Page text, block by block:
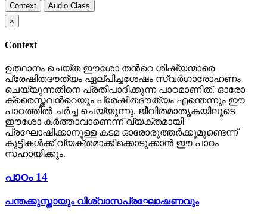
Context
Audio Class
×
Context
ഉത്ഥാനം ചെയ്ത ഈശോ തന്‍റെ ശിഷ്യന്മാരെ
പ്രേഷിതദൗത്യം ഏല്പിച്ചശേഷം സ്വര്‍ഗാരോഹണം
ചെയ്യുന്നതിനെ പ്രതിപാദിക്കുന്ന പാഠമാണിത്. ഓരോ
ക്രൈസ്തവന്‍റെയും പ്രേഷിതദൗത്യം എന്തെന്നും ഈ
പാഠത്തില്‍ ചര്‍ച്ച ചെയ്യുന്നു. ജീവിതമാതൃകയിലൂടെ
ഈശോ കര്‍ത്താവാണെന്ന് വ്യക്തമായി
പ്രഘോഷിക്കാനുള്ള കടമ ഓരോരുത്തര്‍ക്കുമുണ്ടെന്ന്
കുട്ടികള്‍ക്ക് വ്യക്തമാക്കിക്കൊടുക്കാന്‍ ഈ പാഠം
സഹായിക്കും.
പാഠം 14
പന്തക്കുസ്തായും വിശ്വാസപ്രഘോഷണവും